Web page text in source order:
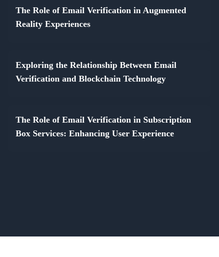
The Role of Email Verification in Augmented
Reality Experiences
Exploring the Relationship Between Email
Verification and Blockchain Technology
The Role of Email Verification in Subscription
Box Services: Enhancing User Experience